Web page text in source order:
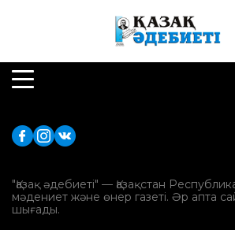
"Қазақ әдебиеті" — Қазақстан
мәдениет және өнер газеті. Әр апта
шығады.